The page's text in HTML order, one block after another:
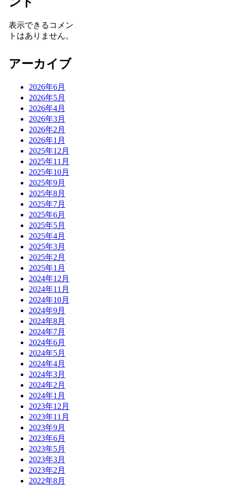
表示できるコメン
トはありません。
アーカイブ
2026年6月
2026年5月
2026年4月
2026年3月
2026年2月
2026年1月
2025年12月
2025年11月
2025年10月
2025年9月
2025年8月
2025年7月
2025年6月
2025年5月
2025年4月
2025年3月
2025年2月
2025年1月
2024年12月
2024年11月
2024年10月
2024年9月
2024年8月
2024年7月
2024年6月
2024年5月
2024年4月
2024年3月
2024年2月
2024年1月
2023年12月
2023年11月
2023年9月
2023年6月
2023年5月
2023年3月
2023年2月
2022年8月